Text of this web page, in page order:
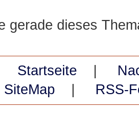
gerade dieses
Startseite
SiteMap RSS-